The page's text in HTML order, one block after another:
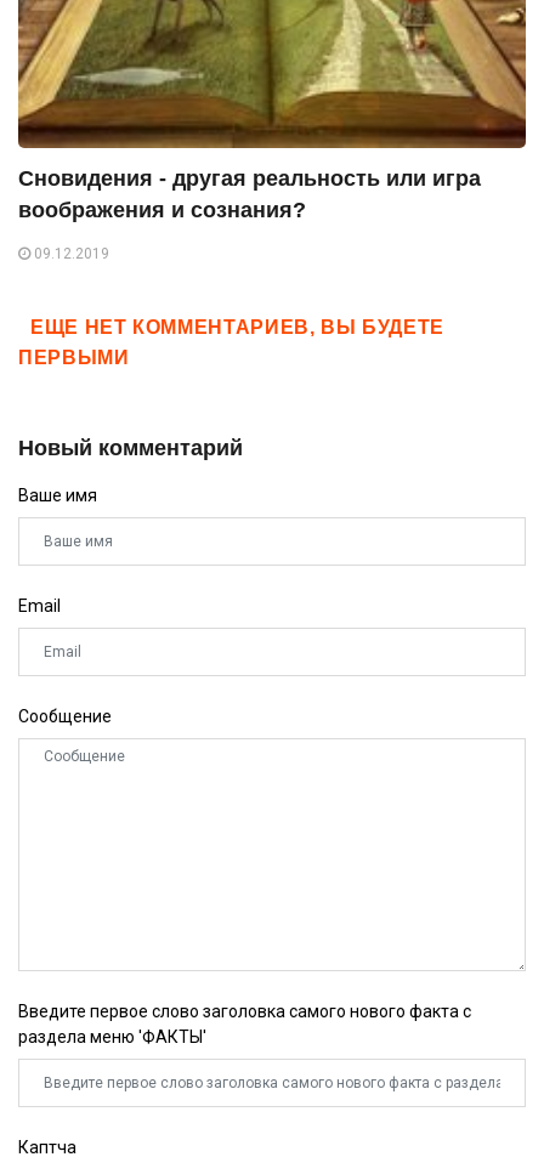
Сновидения - другая реальность или игра
воображения и сознания?
09.12.2019
ЕЩЕ НЕТ КОММЕНТАРИЕВ, ВЫ БУДЕТЕ
ПЕРВЫМИ
Новый комментарий
Ваше имя
Email
Сообщение
Введите первое слово заголовка самого нового факта с
раздела меню 'ФАКТЫ'
Каптча